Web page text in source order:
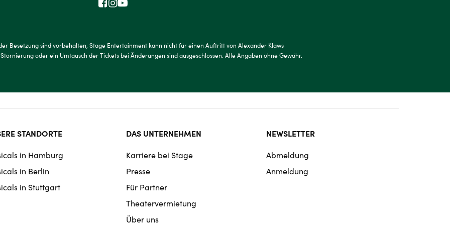
Besetzung sind vorbehalten, Stage Entertainment kann nicht für einen Auftritt von Alexander Klaws
oder ein Umtausch der Tickets bei Änderungen sind ausgeschlossen. Alle Angaben ohne Gewähr.
STANDORTE
in Hamburg
in Berlin
in Stuttgart
DAS UNTERNEHMEN
Karriere bei Stage
Presse
Für Partner
Theatervermietung
Über uns
NEWSLETTER
Abmeldung
Anmeldung